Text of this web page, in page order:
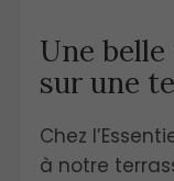
Une
sur une
Chez
à notre